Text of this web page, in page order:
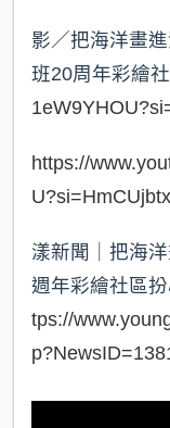
影／把海洋畫
班20周年彩繪
https://
漾新聞｜把海
週年彩繪社區
tps://